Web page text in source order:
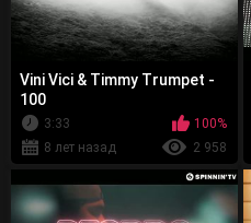
Vini Vici & Timmy Trumpet -
100
3:33
100%
8 лет назад
2 958